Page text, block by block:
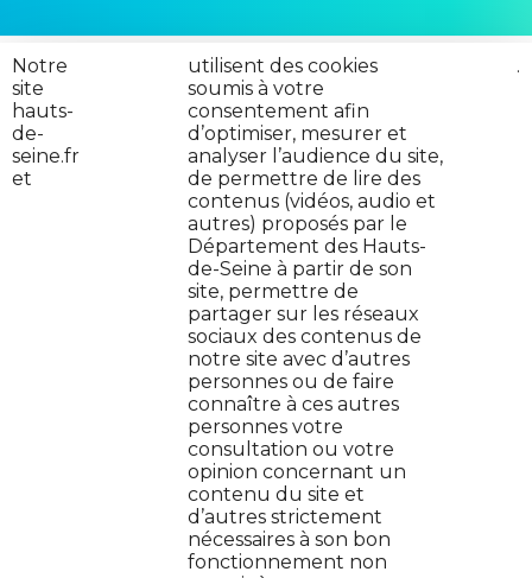
Jeune en danger : on t'aide
Protection de données
Accessibilité : non conforme
Notre
site
hauts-
de-
seine.fr
et
utilisent des cookies
soumis à votre
consentement afin
d’optimiser, mesurer et
analyser l’audience du site,
de permettre de lire des
contenus (vidéos, audio et
autres) proposés par le
Département des Hauts-
de-Seine à partir de son
site, permettre de
partager sur les réseaux
sociaux des contenus de
notre site avec d’autres
personnes ou de faire
connaître à ces autres
personnes votre
consultation ou votre
opinion concernant un
contenu du site et
d’autres strictement
nécessaires à son bon
fonctionnement non
.